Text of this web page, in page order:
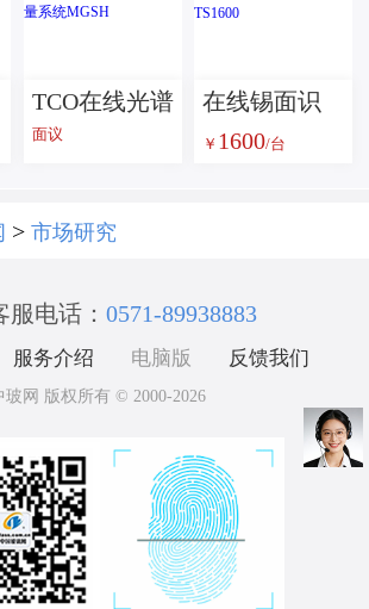
TCO在线光谱
雾度测量系
面议
在线锡面识
别仪 TS1600
￥ 1600/台
> 市场研究
服电话： 0571-89938883
服务介绍 电脑版 反馈我们
玻网 版权所有 © 2000-2026